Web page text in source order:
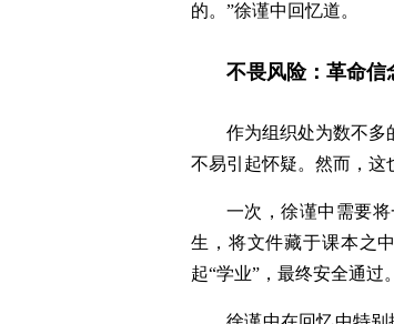
的。”徐谨中回忆道。
不畏风险：革命信
作为组织处为数不
不易引起怀疑。然而，这
一次，徐谨中需要
生，将文件藏于课本之
起“学业”，最终安全通过